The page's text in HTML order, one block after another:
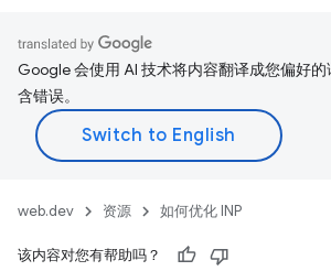
Google 会使用 AI 技术将内容翻译成您偏好
含错误。
web.dev 资源 如何优化 INP
该内容对您有帮助吗？